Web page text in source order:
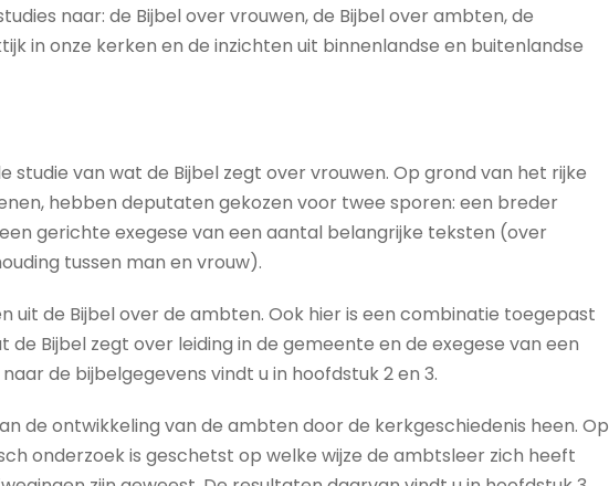
naar: de Bijbel over vrouwen, de Bijbel over ambten, de
in onze kerken en de inzichten uit binnenlandse en buitenlandse
studie van wat de Bijbel zegt over vrouwen. Op grond van het rijke
hebben deputaten gekozen voor twee sporen: een breder
gerichte exegese van een aantal belangrijke teksten (over
tussen man en vrouw).
uit de Bijbel over de ambten. Ook hier is een combinatie toegepast
Bijbel zegt over leiding in de gemeente en de exegese van een
de bijbelgegevens vindt u in hoofdstuk 2 en 3.
de ontwikkeling van de ambten door de kerkgeschiedenis heen. Op
onderzoek is geschetst op welke wijze de ambtsleer zich heeft